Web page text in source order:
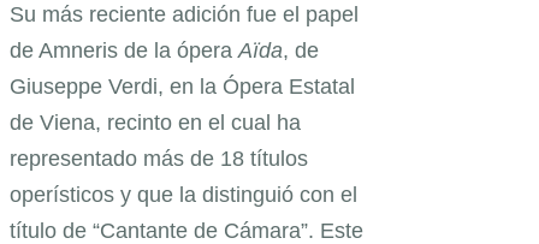
Su más reciente adición fue el papel
de Amneris de la ópera Aïda, de
Giuseppe Verdi, en la Ópera Estatal
de Viena, recinto en el cual ha
representado más de 18 títulos
operísticos y que la distinguió con el
título de “Cantante de Cámara”. Este